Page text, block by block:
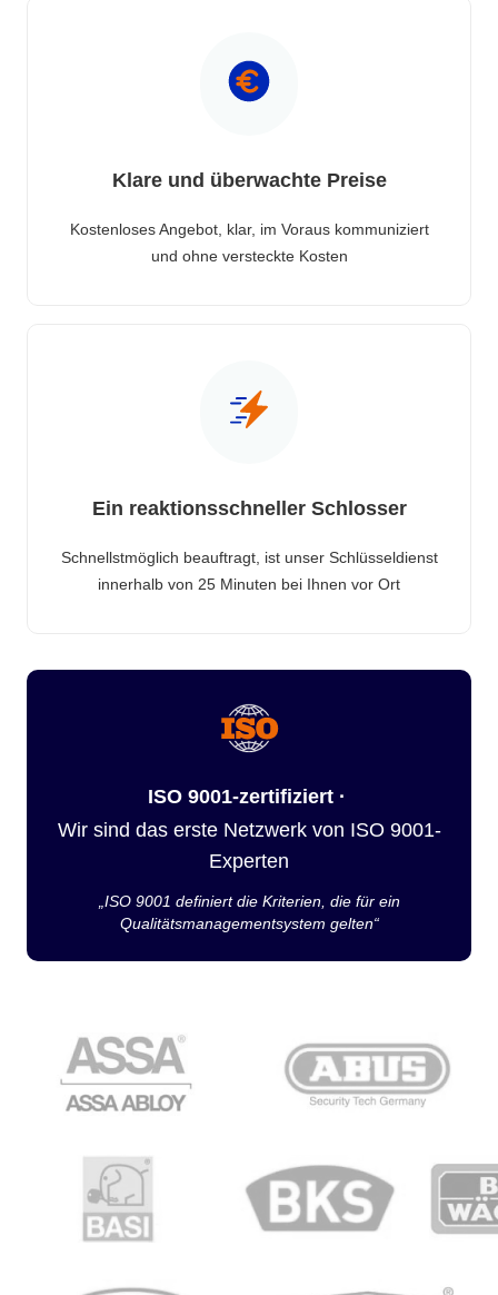
Klare und überwachte Preise
Kostenloses Angebot, klar, im Voraus kommuniziert
und ohne versteckte Kosten
Ein reaktionsschneller Schlosser
Schnellstmöglich beauftragt, ist unser Schlüsseldienst
innerhalb von 25 Minuten bei Ihnen vor Ort
ISO 9001-zertifiziert ·
Wir sind das erste Netzwerk von ISO 9001-
Experten
„ISO 9001 definiert die Kriterien, die für ein
Qualitätsmanagementsystem gelten“